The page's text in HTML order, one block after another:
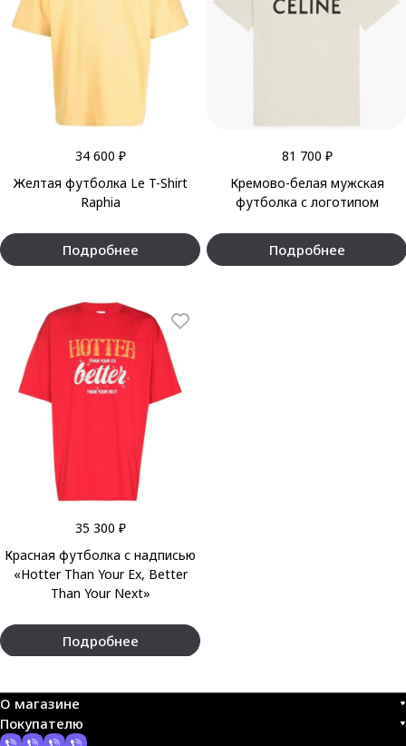
34 600 ₽
Желтая футболка Le T-Shirt
Raphia
Подробнее
81 700 ₽
Кремово-белая мужская
футболка с логотипом
Подробнее
35 300 ₽
Красная футболка с надписью
«Hotter Than Your Ex, Better
Than Your Next»
Подробнее
О магазине
Покупателю